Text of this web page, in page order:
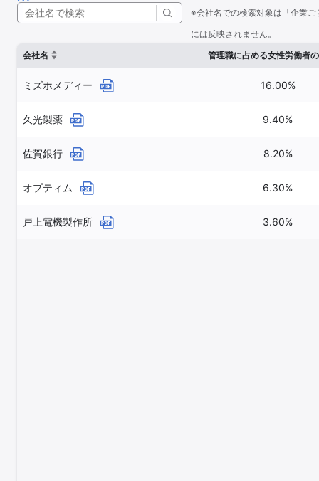
※会社名での検索対象は「企業
には反映されません。
会社名
管理職に占める女性労働者
ミズホメディー 16.00%
久光製薬 9.40%
佐賀銀行 8.20%
オプティム 6.30%
戸上電機製作所 3.60%